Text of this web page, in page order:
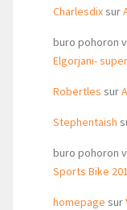
Charlesdixsur
buro pohoron
Elgorjani-
Robertles sur
Stephentaish
buro pohoron
Sports Bike
homepage sur